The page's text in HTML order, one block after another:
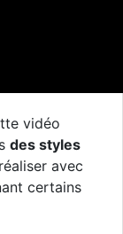
vidéo
des styles
avec
certains